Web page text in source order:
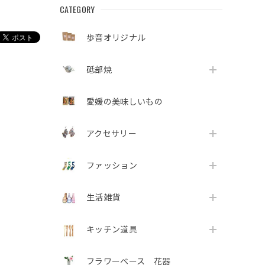
CATEGORY
歩音オリジナル
砥部焼
愛媛の美味しいもの
アクセサリー
ファッション
生活雑貨
キッチン道具
フラワーベース 花器